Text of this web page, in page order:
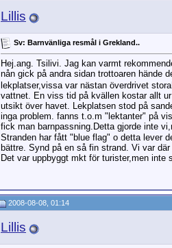
Lillis
Sv: Barnvänliga resmål i Grekland..
Hej.ang. Tsilivi. Jag kan varmt
nån gick på andra sidan trottoaren hände
lekplatser,vissa var nästan överdrivet
vattnet. En viss tid på kvällen kostar allt
utsikt över havet. Lekplatsen stod på
inga problem. fanns t.o.m "lektanter" på
fick man barnpassning.Detta gjorde inte
Stranden har fått "blue flag" o detta lever
bättre. Synd på en så fin strand. Vi var
Det var uppbyggt mkt för turister,men
2008-08-08, 01:14
Lillis